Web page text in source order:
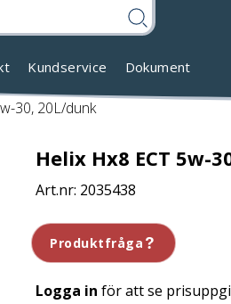
Kundservice Dokument
30, 20L/dunk
Helix Hx8 ECT 5w-
2035438
Produktfråga
Logga in för att se